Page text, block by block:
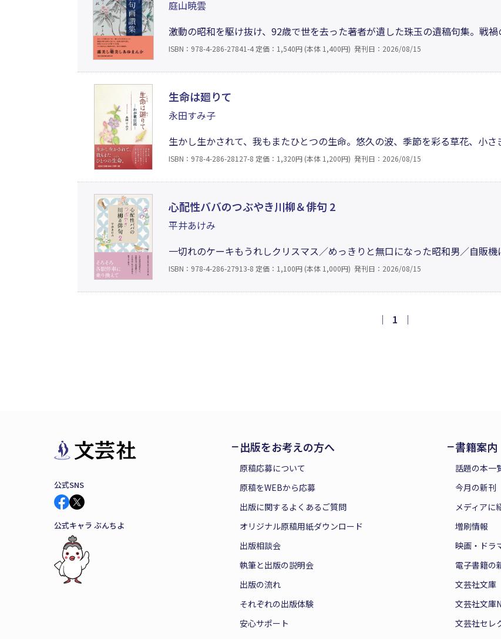
庭山暁雲
激動の昭和を駆け抜け、92歳で世を去った著者が遺した珠玉の遺稿句集。戦
との闘いなど、波乱の時代に寄り添った私小説的な名句の数々を収録。日々の
ISBN：978-4-286-27841-4 定価：1,540円 (本体 1,400円) 発刊日：2026/08/15
生命は廻りて
永田すみ子
生かし生かされて、我もまたひとつの生命。悠久の波、季節を彩る草花、小
なりを詠い描いた短歌集。季節の移ろいの中で目にする花々や虫などに心を寄
ISBN：978-4-286-28127-8 定価：1,320円 (本体 1,200円) 発刊日：2026/08/15
心配性ババのつぶやき川柳＆俳句 2
平井あけみ
一切れのケーキもうれしクリスマス／めっきりと無口になった昭和男／自販
人（ひと）の痛み／……急行列車だった人生も、そろそろ各駅停車に乗り換え
ISBN：978-4-286-27913-8 定価：1,100円 (本体 1,000円) 発刊日：2026/08/15
｜ 1 ｜
公式SNS
公式キャラ ぶんちよ
出版をお考えの方へ
原稿応募について
原稿をWEBから応募
出版に関するよくあるご質問
オリジナル原稿用紙ダウンロード
出版相談会
執筆と出版の説明会
出版の流れ
それぞれの出版体験
安心サポート
書籍案内
話題の本一
今月の新刊
メディアに
増刷情報
映画・ドラ
電子書籍の
文芸社文庫
文芸社文庫
文芸社セレ